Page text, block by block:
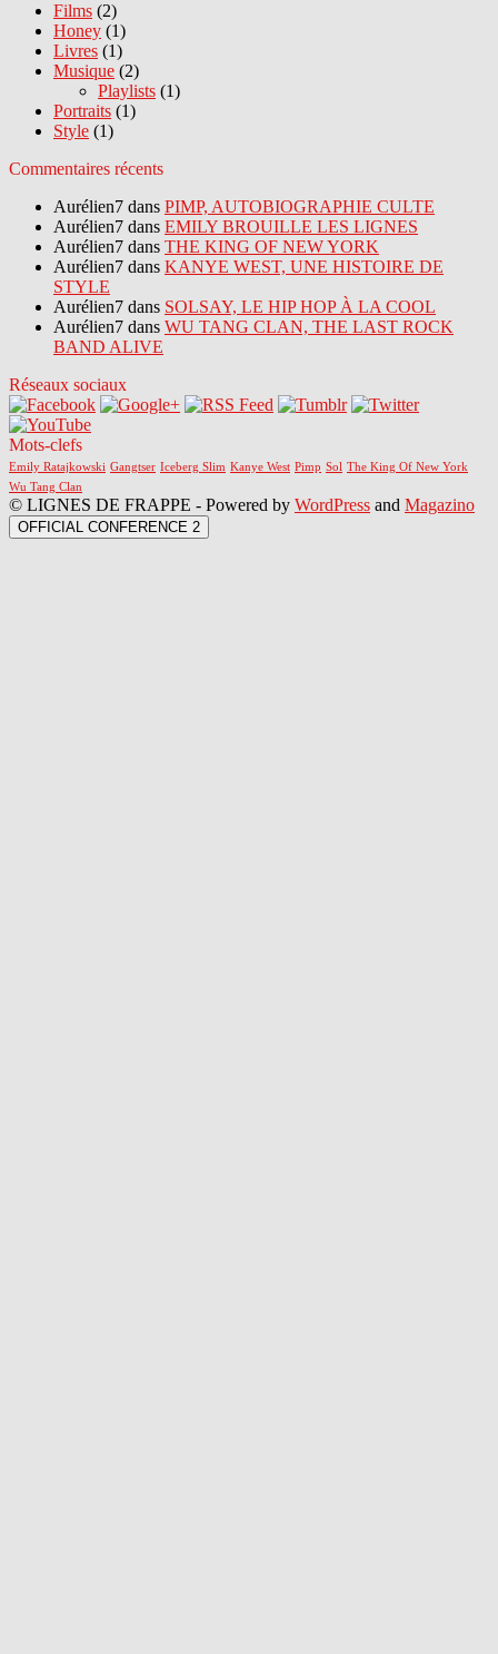
Films (2)
Honey (1)
Livres (1)
Musique (2)
Playlists (1)
Portraits (1)
Style (1)
Commentaires récents
Aurélien7 dans PIMP, AUTOBIOGRAPHIE CULTE
Aurélien7 dans EMILY BROUILLE LES LIGNES
Aurélien7 dans THE KING OF NEW YORK
Aurélien7 dans KANYE WEST, UNE HISTOIRE DE
STYLE
Aurélien7 dans SOLSAY, LE HIP HOP À LA COOL
Aurélien7 dans WU TANG CLAN, THE LAST ROCK
BAND ALIVE
Réseaux sociaux
Mots-clefs
Emily Ratajkowski Gangtser Iceberg Slim Kanye West Pimp Sol The King Of New York
Wu Tang Clan
© LIGNES DE FRAPPE - Powered by WordPress and Magazino
OFFICIAL CONFERENCE 2